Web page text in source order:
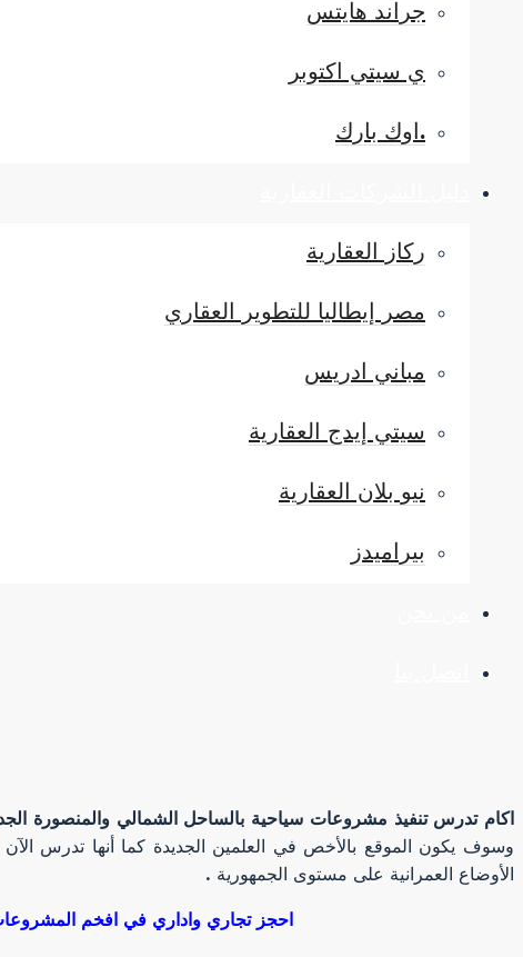
جراند هايتس
ي سيتي اكتوبر
.اوك بارك
ركاز العقارية
مصر إيطاليا للتطوير العقاري
مباني ادريس
سيتي إيدج العقارية
نيو بلان العقارية
بيراميدز
اكام تدرس تنفيذ مشروعات سياحية بالساحل الشمالي والمنصورة
وسوف يكون الموقع بالأخص في العلمين الجديدة كما أنها تدرس
الأوضاع العمرانية على مستوى الجمهورية .
احجز تجاري واداري في افخم المشروعات